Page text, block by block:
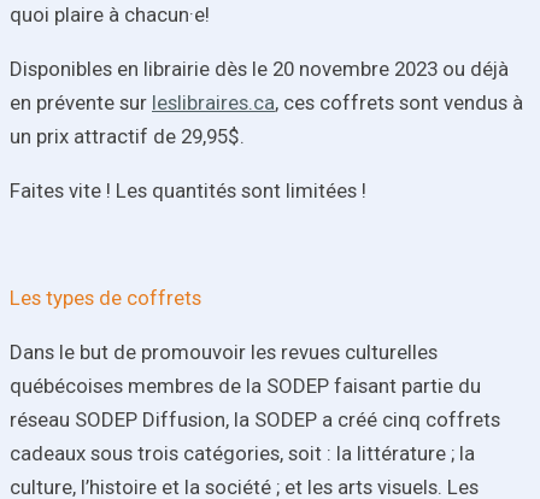
quoi plaire à chacun·e!
Disponibles en librairie dès le 20 novembre 2023 ou déjà
en prévente sur leslibraires.ca, ces coffrets sont vendus à
un prix attractif de 29,95$.
Faites vite ! Les quantités sont limitées !
Les types de coffrets
Dans le but de promouvoir les revues culturelles
québécoises membres de la SODEP faisant partie du
réseau SODEP Diffusion, la SODEP a créé cinq coffrets
cadeaux sous trois catégories, soit : la littérature ; la
culture, l’histoire et la société ; et les arts visuels. Les